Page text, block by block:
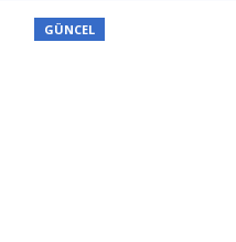
GÜNCEL